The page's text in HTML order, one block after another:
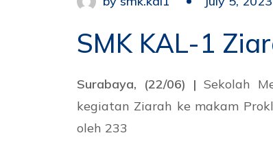
SMK KAL-1
Surabaya, (22/06) | Sekolah
kegiatan Ziarah ke makam
oleh 233